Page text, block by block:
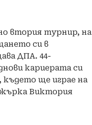
втория турнир, на
си в
ДПА. 44-
кариерата си
където ще играе на
Виктория